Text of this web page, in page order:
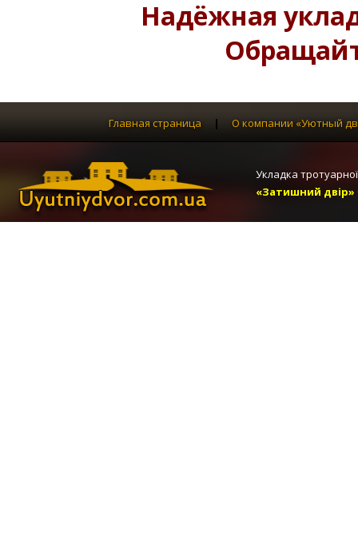
Надёжная
Главная страница | О компании «Уютный
Укладка
«Затишний двір»